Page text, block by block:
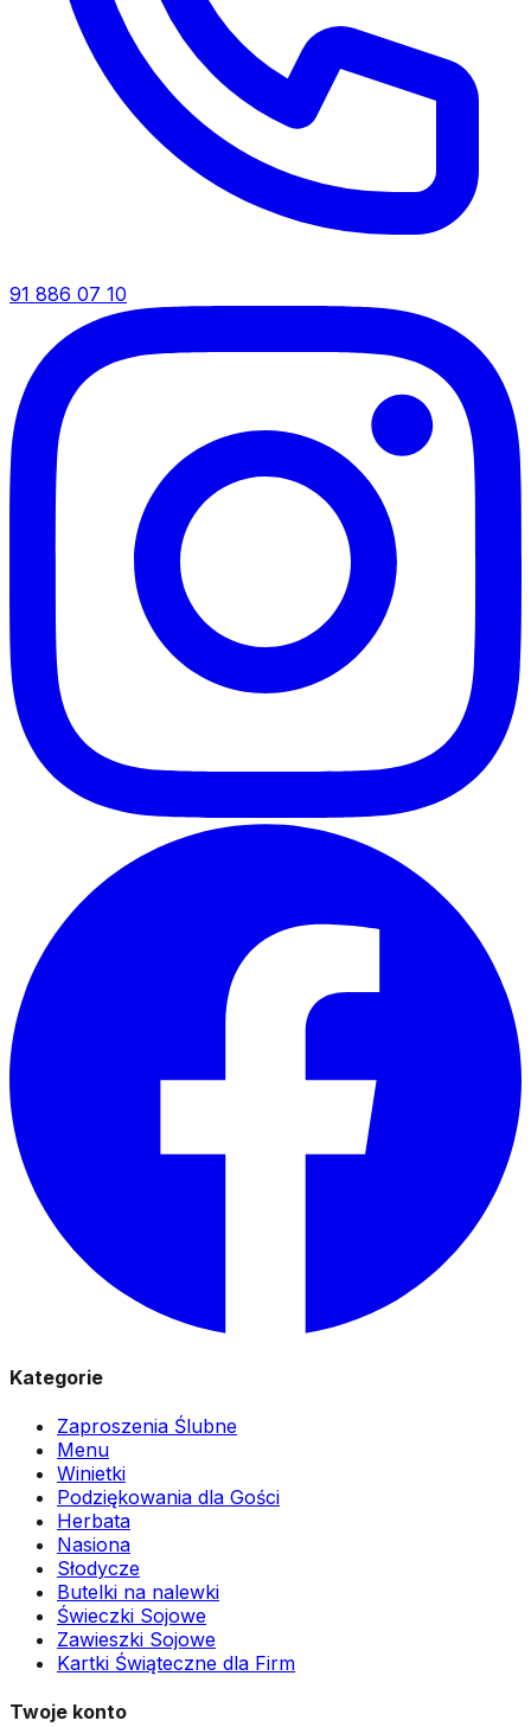
91 886 07 10
Kategorie
Zaproszenia Ślubne
Menu
Winietki
Podziękowania dla Gości
Herbata
Nasiona
Słodycze
Butelki na nalewki
Świeczki Sojowe
Zawieszki Sojowe
Kartki Świąteczne dla Firm
Twoje konto